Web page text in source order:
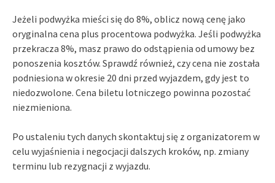
Jeżeli podwyżka mieści się do 8%, oblicz nową cenę jako
oryginalna cena plus procentowa podwyżka. Jeśli podwyżka
przekracza 8%, masz prawo do odstąpienia od umowy bez
ponoszenia kosztów. Sprawdź również, czy cena nie została
podniesiona w okresie 20 dni przed wyjazdem, gdy jest to
niedozwolone. Cena biletu lotniczego powinna pozostać
niezmieniona.
Po ustaleniu tych danych skontaktuj się z organizatorem w
celu wyjaśnienia i negocjacji dalszych kroków, np. zmiany
terminu lub rezygnacji z wyjazdu.